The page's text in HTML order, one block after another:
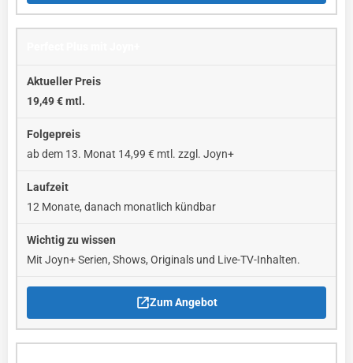
19,49 € mtl.
ab dem 13. Monat 14,99 € mtl. zzgl. Joyn+
12 Monate, danach monatlich kündbar
Mit Joyn+ Serien, Shows, Originals und Live-TV-Inhalten.
Zum Angebot